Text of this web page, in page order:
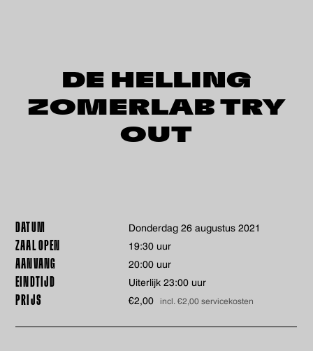
DE HELLING
ZOMERLAB TRY
OUT
DATUM donderdag 26 augustus 2021
ZAAL OPEN 19:30 uur
AANVANG 20:00 uur
EINDTIJD Uiterlijk 23:00 uur
PRIJS €2,00 incl. €2,00 servicekosten